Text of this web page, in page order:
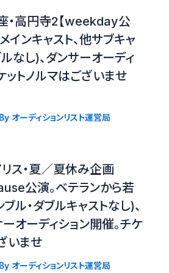
高円寺2【weekday公
インキャスト、他サブキャ
なし)、ダンサーオーディ
ットノルマはございませ
オーディションリスト運営局
ス・夏／夏休み企画
公演。ベテランから若
ル・ダブルキャストなし)、
ーオーディション開催。チケ
いませ
オーディションリスト運営局